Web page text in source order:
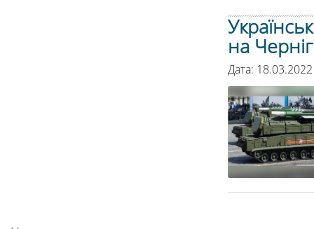
на
Дата: